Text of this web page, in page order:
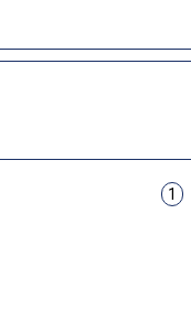
1